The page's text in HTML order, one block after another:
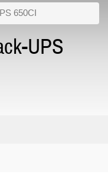
650CI
UPS